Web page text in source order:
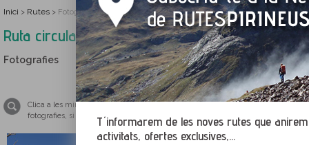
T´informarem de les noves rutes que
activitats, ofertes exclusives,...
Inici > Rutes > Fotografies Ruta circular per la serra de Sant Honorat
Ruta circular per la serra de Sant Honorat
Fotografies
Clica a les miniatures per ampliar les imatges i veure-les a tamany pantalla
fotografies, si us plau, tingues el teu navegador web actualitzat amb una de